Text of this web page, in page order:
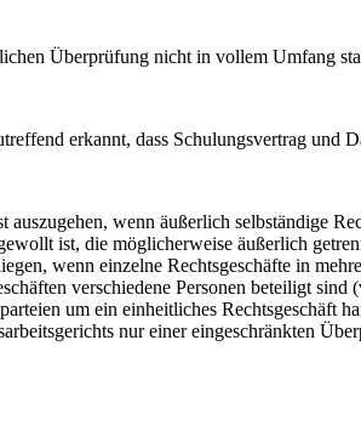
Überprüfung nicht in vollem Umfang
erkannt, dass Schulungsvertrag und
wenn äußerlich selbständige
ist, die möglicherweise äußerlich
wenn einzelne Rechtsgeschäfte in
verschiedene Personen beteiligt
um ein einheitliches
nur einer eingeschränkten